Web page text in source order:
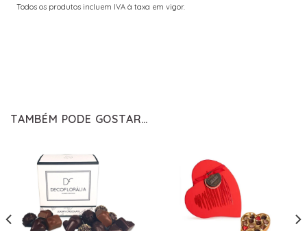
Todos os produtos incluem IVA à taxa em vigor.
TAMBÉM PODE GOSTAR…